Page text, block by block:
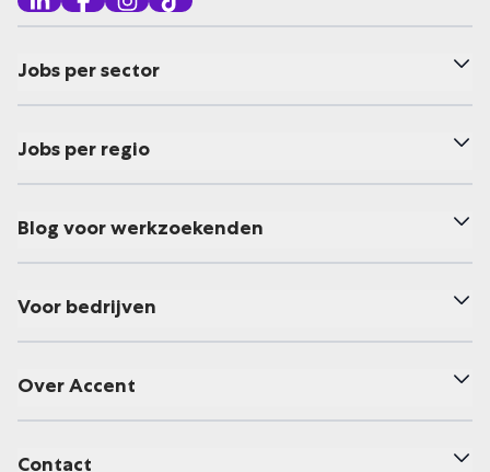
Jobs per sector
Jobs per regio
Blog voor werkzoekenden
Voor bedrijven
Over Accent
Contact